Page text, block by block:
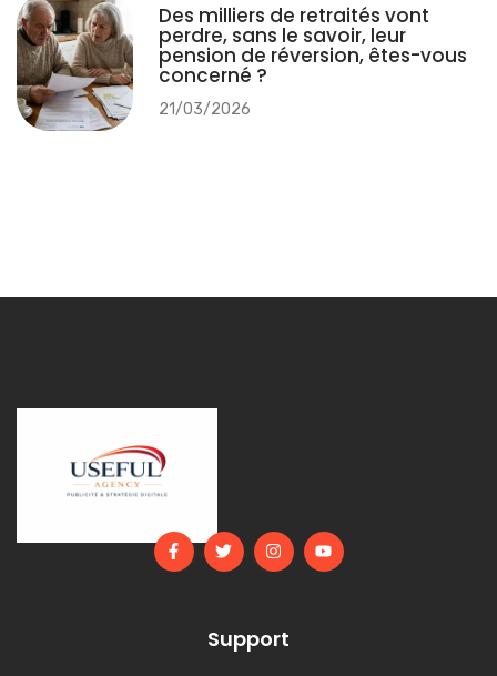
Des milliers de retraités vont
perdre, sans le savoir, leur
pension de réversion, êtes-vous
concerné ?
21/03/2026
Support